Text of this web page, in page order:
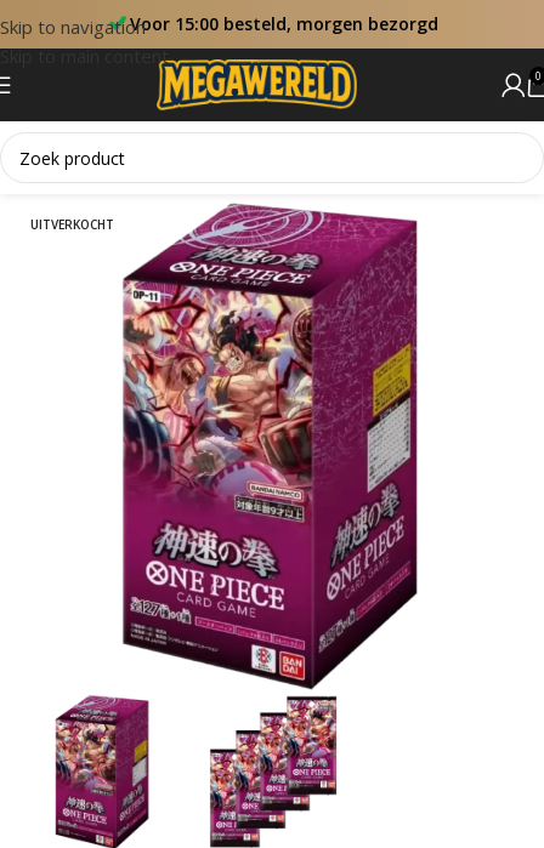
Skip to navigation
Skip to main content
Voor 15:00 besteld, morgen bezorgd
0
Home One Piece Booster Boxen
UITVERKOCHT